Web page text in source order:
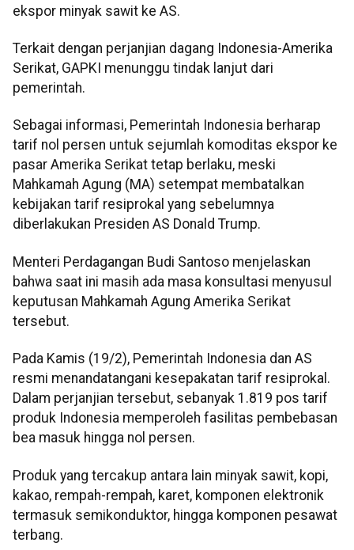
ekspor minyak sawit ke AS.
Terkait dengan perjanjian dagang Indonesia-Amerika
Serikat, GAPKI menunggu tindak lanjut dari
pemerintah.
Sebagai informasi, Pemerintah Indonesia berharap
tarif nol persen untuk sejumlah komoditas ekspor ke
pasar Amerika Serikat tetap berlaku, meski
Mahkamah Agung (MA) setempat membatalkan
kebijakan tarif resiprokal yang sebelumnya
diberlakukan Presiden AS Donald Trump.
Menteri Perdagangan Budi Santoso menjelaskan
bahwa saat ini masih ada masa konsultasi menyusul
keputusan Mahkamah Agung Amerika Serikat
tersebut.
Pada Kamis (19/2), Pemerintah Indonesia dan AS
resmi menandatangani kesepakatan tarif resiprokal.
Dalam perjanjian tersebut, sebanyak 1.819 pos tarif
produk Indonesia memperoleh fasilitas pembebasan
bea masuk hingga nol persen.
Produk yang tercakup antara lain minyak sawit, kopi,
kakao, rempah-rempah, karet, komponen elektronik
termasuk semikonduktor, hingga komponen pesawat
terbang.